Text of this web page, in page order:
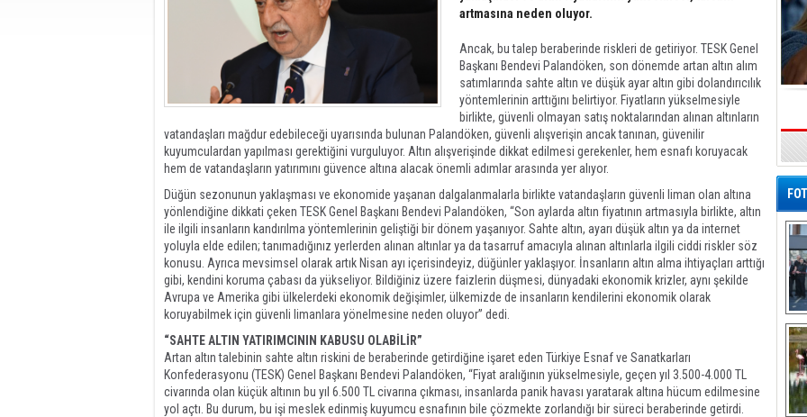
artmasına neden oluyor.
Ancak, bu talep beraberinde riskleri de getiriyor. TESK Genel
Başkanı Bendevi Palandöken, son dönemde artan altın alım
satımlarında sahte altın ve düşük ayar altın gibi dolandırıcılık
yöntemlerinin arttığını belirtiyor. Fiyatların yükselmesiyle
birlikte, güvenli olmayan satış noktalarından alınan altınların
vatandaşları mağdur edebileceği uyarısında bulunan Palandöken, güvenli alışverişin ancak tanınan, güvenilir
kuyumculardan yapılması gerektiğini vurguluyor. Altın alışverişinde dikkat edilmesi gerekenler, hem esnafı koruyacak
hem de vatandaşların yatırımını güvence altına alacak önemli adımlar arasında yer alıyor.
Düğün sezonunun yaklaşması ve ekonomide yaşanan dalgalanmalarla birlikte vatandaşların güvenli liman olan altına
yönlendiğine dikkati çeken TESK Genel Başkanı Bendevi Palandöken, “Son aylarda altın fiyatının artmasıyla birlikte, altın
ile ilgili insanların kandırılma yöntemlerinin geliştiği bir dönem yaşanıyor. Sahte altın, ayarı düşük altın ya da internet
yoluyla elde edilen; tanımadığınız yerlerden alınan altınlar ya da tasarruf amacıyla alınan altınlarla ilgili ciddi riskler söz
konusu. Ayrıca mevsimsel olarak artık Nisan ayı içerisindeyiz, düğünler yaklaşıyor. İnsanların altın alma ihtiyaçları arttığı
gibi, kendini koruma çabası da yükseliyor. Bildiğiniz üzere faizlerin düşmesi, dünyadaki ekonomik krizler, aynı şekilde
Avrupa ve Amerika gibi ülkelerdeki ekonomik değişimler, ülkemizde de insanların kendilerini ekonomik olarak
koruyabilmek için güvenli limanlara yönelmesine neden oluyor” dedi.
“SAHTE ALTIN YATIRIMCININ KABUSU OLABİLİR”
Artan altın talebinin sahte altın riskini de beraberinde getirdiğine işaret eden Türkiye Esnaf ve Sanatkarları
Konfederasyonu (TESK) Genel Başkanı Bendevi Palandöken, “Fiyat aralığının yükselmesiyle, geçen yıl 3.500-4.000 TL
civarında olan küçük altının bu yıl 6.500 TL civarına çıkması, insanlarda panik havası yaratarak altına hücum edilmesine
yol açtı. Bu durum, bu işi meslek edinmiş kuyumcu esnafının bile çözmekte zorlandığı bir süreci beraberinde getirdi.